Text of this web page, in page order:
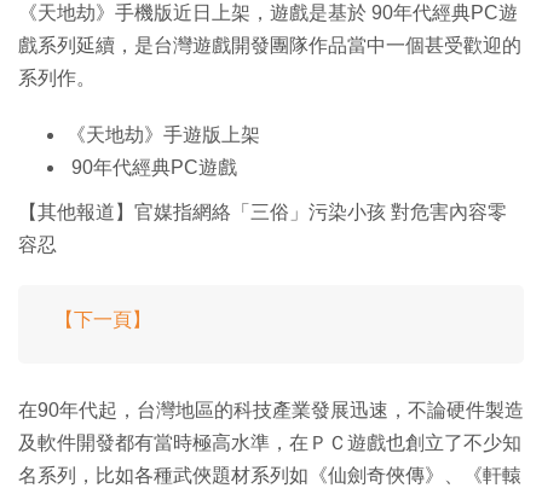
《天地劫》手機版近日上架，遊戲是基於 90年代經典PC遊
戲系列延續，是台灣遊戲開發團隊作品當中一個甚受歡迎的
系列作。
《天地劫》手遊版上架
90年代經典PC遊戲
【其他報道】官媒指網絡「三俗」污染小孩 對危害內容零
容忍
【下一頁】
在90年代起，台灣地區的科技產業發展迅速，不論硬件製造
及軟件開發都有當時極高水準，在ＰＣ遊戲也創立了不少知
名系列，比如各種武俠題材系列如《仙劍奇俠傳》、《軒轅